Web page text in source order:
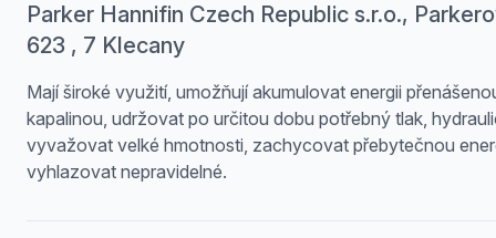
Parker Hannifin Czech Republic s.r.o.,
623 , 7 Klecany
Mají široké využití, umožňují akumulovat energii
kapalinou, udržovat po určitou dobu potřebný tlak,
vyvažovat velké hmotnosti, zachycovat přebytečnou
vyhlazovat nepravidelné.